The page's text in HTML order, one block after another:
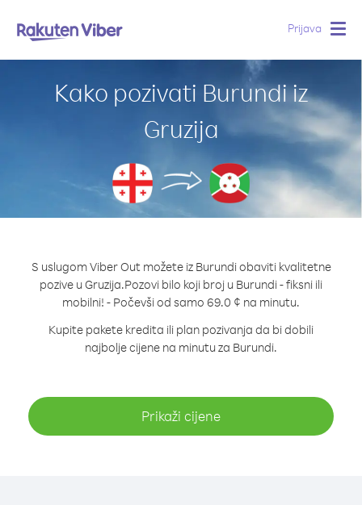
Prijava
Kako pozivati Burundi iz
Gruzija
S uslugom Viber Out možete iz Burundi obaviti kvalitetne
pozive u Gruzija.Pozovi bilo koji broj u Burundi - fiksni ili
mobilni! - Počevši od samo 69.0 ¢ na minutu.
Kupite pakete kredita ili plan pozivanja da bi dobili
najbolje cijene na minutu za Burundi.
Prikaži cijene